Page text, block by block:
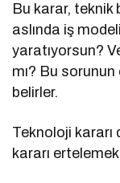
Bu karar,
aslında iş
yaratıyorsun?
mı? Bu sorunun
belirler.
Teknoloji kararı
kararı